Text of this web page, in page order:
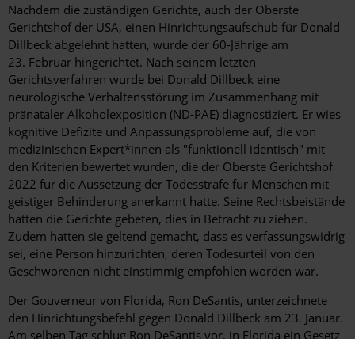
Nachdem die zuständigen Gerichte, auch der Oberste
Gerichtshof der USA, einen Hinrichtungsaufschub für Donald
Dillbeck abgelehnt hatten, wurde der 60-Jährige am
23. Februar hingerichtet. Nach seinem letzten
Gerichtsverfahren wurde bei Donald Dillbeck eine
neurologische Verhaltensstörung im Zusammenhang mit
pränataler Alkoholexposition (ND-PAE) diagnostiziert. Er wies
kognitive Defizite und Anpassungsprobleme auf, die von
medizinischen Expert*innen als "funktionell identisch" mit
den Kriterien bewertet wurden, die der Oberste Gerichtshof
2022 für die Aussetzung der Todesstrafe für Menschen mit
geistiger Behinderung anerkannt hatte. Seine Rechtsbeistände
hatten die Gerichte gebeten, dies in Betracht zu ziehen.
Zudem hatten sie geltend gemacht, dass es verfassungswidrig
sei, eine Person hinzurichten, deren Todesurteil von den
Geschworenen nicht einstimmig empfohlen worden war.
Der Gouverneur von Florida, Ron DeSantis, unterzeichnete
den Hinrichtungsbefehl gegen Donald Dillbeck am 23. Januar.
Am selben Tag schlug Ron DeSantis vor, in Florida ein Gesetz